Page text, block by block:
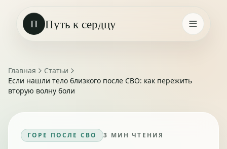
П Путь к сердцу
Главная
Статьи
Если нашли тело близкого после СВО: как пережить
вторую волну боли
ГОРЕ ПОСЛЕ СВО 3 МИН ЧТЕНИЯ